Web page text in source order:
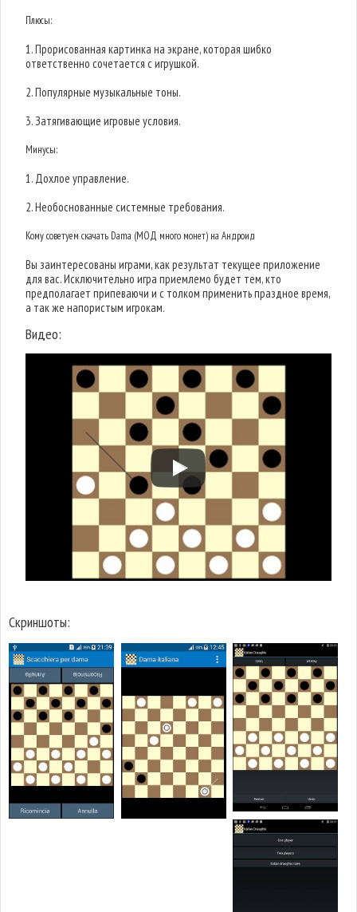
Плюсы:
1. Прорисованная картинка на экране, которая шибко
ответственно сочетается с игрушкой.
2. Популярные музыкальные тоны.
3. Затягивающие игровые условия.
Минусы:
1. Дохлое управление.
2. Необоснованные системные требования.
Кому советуем скачать Dama (МОД много монет) на Андроид
Вы заинтересованы играми, как результат текущее приложение
для вас. Исключительно игра приемлемо будет тем, кто
предполагает припеваючи и с толком применить праздное время,
а так же напористым игрокам.
Видео:
Скриншоты: